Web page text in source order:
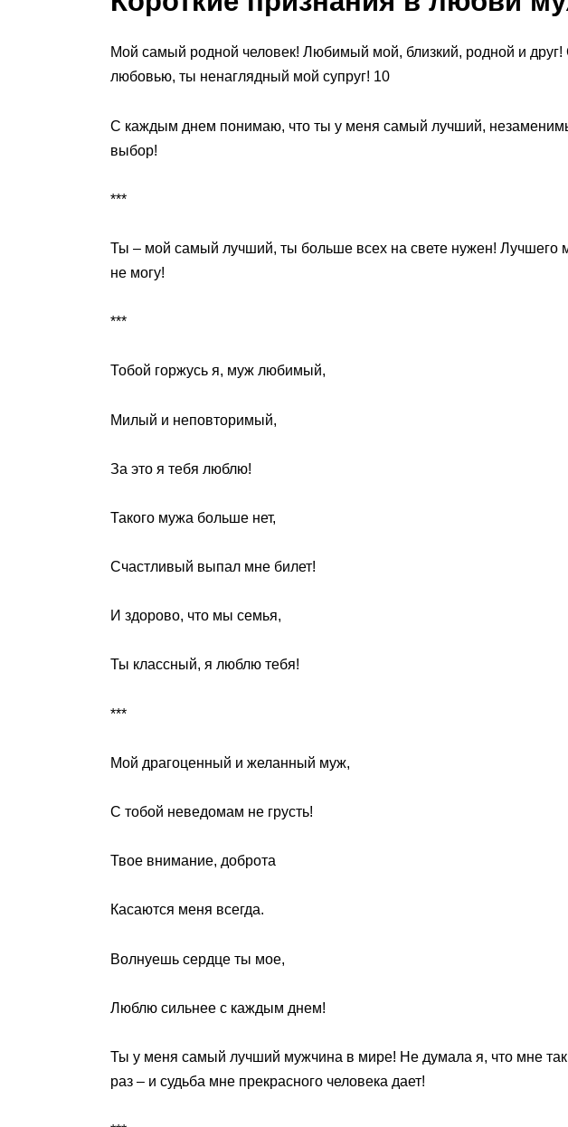
Мой самый родной человек! Любимый мой, близкий, родной и
любовью, ты ненаглядный мой супруг! 10
С каждым днем понимаю, что ты у меня самый лучший,
выбор!
***
Ты – мой самый лучший, ты больше всех на свете нужен! Лучшего
не могу!
***
Тобой горжусь я, муж любимый,
Милый и неповторимый,
За это я тебя люблю!
Такого мужа больше нет,
Счастливый выпал мне билет!
И здорово, что мы семья,
Ты классный, я люблю тебя!
***
Мой драгоценный и желанный муж,
С тобой неведомам не грусть!
Твое внимание, доброта
Касаются меня всегда.
Волнуешь сердце ты мое,
Люблю сильнее с каждым днем!
Ты у меня самый лучший мужчина в мире! Не думала я, что мне так
раз – и судьба мне прекрасного человека дает!